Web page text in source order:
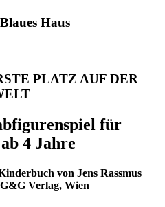
Haus
PLATZ AUF DER
für
4 Jahre
von Jens Rassmus
Verlag, Wien